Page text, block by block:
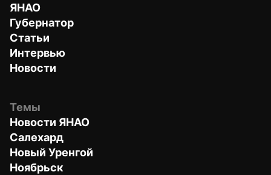
ЯНАО
Губернатор
Статьи
Интервью
Новости
Темы
Новости ЯНАО
Салехард
Новый Уренгой
Ноябрьск